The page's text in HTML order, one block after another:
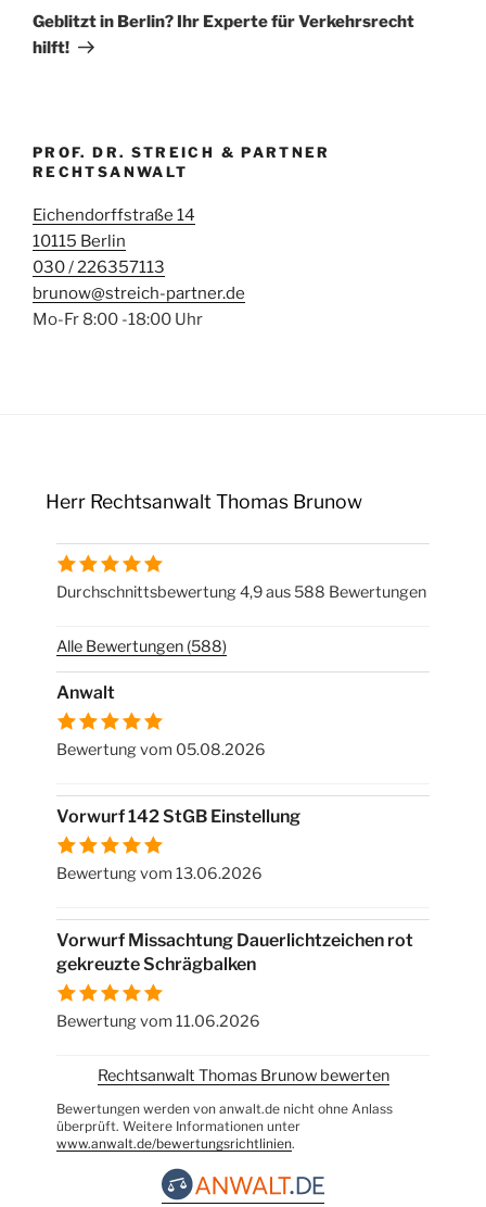
Beitrag
Geblitzt in Berlin? Ihr Experte für Verkehrsrecht
hilft!
PROF. DR. STREICH & PARTNER
RECHTSANWALT
Eichendorffstraße 14
10115 Berlin
030 / 226357113
brunow@streich-partner.de
Mo-Fr 8:00 -18:00 Uhr
Herr Rechtsanwalt Thomas Brunow
Durchschnittsbewertung 4,9 aus 588 Bewertungen
Alle Bewertungen (588)
Anwalt
Bewertung vom 05.08.2026
Vorwurf 142 StGB Einstellung
Bewertung vom 13.06.2026
Vorwurf Missachtung Dauerlichtzeichen rot
gekreuzte Schrägbalken
Bewertung vom 11.06.2026
Rechtsanwalt Thomas Brunow bewerten
Bewertungen werden von anwalt.de nicht ohne Anlass
überprüft. Weitere Informationen unter
www.anwalt.de/bewertungsrichtlinien.